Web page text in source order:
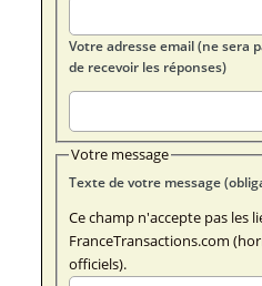
Votre adresse email (ne sera
de recevoir les réponses)
Votre message
Texte de votre
Ce champ n'accepte pas les
FranceTransactions.com
officiels).